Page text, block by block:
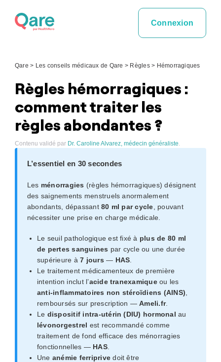
Connexion
Qare > Les conseils médicaux de Qare > Règles> Hémorragiques
Règles hémorragiques :
comment traiter les
règles abondantes ?
Contenu validé par Dr. Caroline Alvarez, médecin généraliste.
L’essentiel en 30 secondes
Les ménorragies (règles hémorragiques) désignent
des saignements menstruels anormalement
abondants, dépassant80 ml par cycle , pouvant
nécessiter une prise en charge médicale.
Le seuil pathologique est fixé à plus de 80 ml
de pertes sanguines par cycle ou une durée
supérieure à7 jours — HAS
Le traitement médicamenteux de première
intention inclut l’acide tranexamiqueou les
anti-inflammatoires non stéroïdiens (AINS)
remboursés sur prescription —Ameli.fr.
Le dispositif intra-utérin (DIU) hormonal au
lévonorgestrel est recommandé comme
traitement de fond efficace des ménorragies
fonctionnelles — HAS.
Une anémie ferriprive doit être